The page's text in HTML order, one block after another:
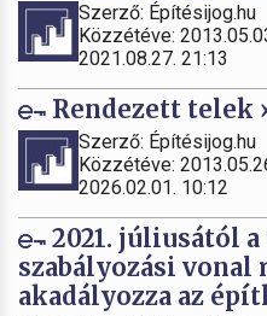
Szerző: Építésijog.hu
Közzétéve:
2021.08.27. 21:13
Rendezett telek
Szerző: Építésijog.hu
Közzétéve:
2026.02.01. 10:12
2021. júliusától
szabályozási vonal
akadályozza az